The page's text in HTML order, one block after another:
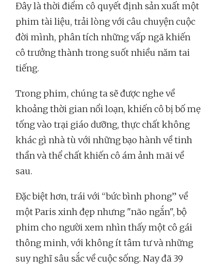
Đây là thời điểm cô quyết định sản xuất một
phim tài liệu, trải lòng với câu chuyện cuộc
đời mình, phân tích những vấp ngã khiến
cô trưởng thành trong suốt nhiều năm tai
tiếng.
Trong phim, chúng ta sẽ được nghe về
khoảng thời gian nổi loạn, khiến cô bị bố mẹ
tống vào trại giáo dưỡng, thực chất không
khác gì nhà tù với những bạo hành về tinh
thần và thể chất khiến cô ám ảnh mãi về
sau.
Đặc biệt hơn, trái với “bức bình phong” về
một Paris xinh đẹp nhưng "não ngắn", bộ
phim cho người xem nhìn thấy một cô gái
thông minh, với không ít tâm tư và những
suy nghĩ sâu sắc về cuộc sống. Nay đã 39